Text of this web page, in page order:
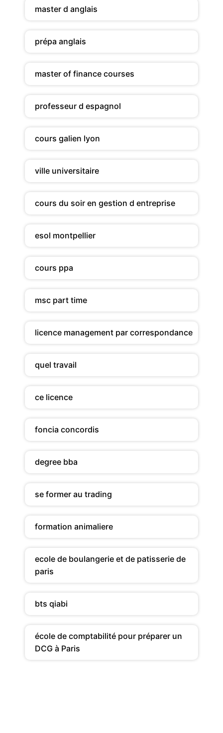
master d anglais
prépa anglais
master of finance courses
professeur d espagnol
cours galien lyon
ville universitaire
cours du soir en gestion d entreprise
esol montpellier
cours ppa
msc part time
licence management par correspondance
quel travail
ce licence
foncia concordis
degree bba
se former au trading
formation animaliere
ecole de boulangerie et de patisserie de
paris
bts qiabi
école de comptabilité pour préparer un
DCG à Paris